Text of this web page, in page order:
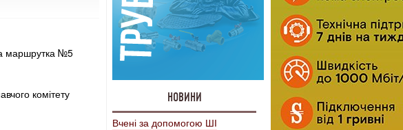
маршрутка №5
комітету
НОВИНИ
Вчені за допомогою ШІ